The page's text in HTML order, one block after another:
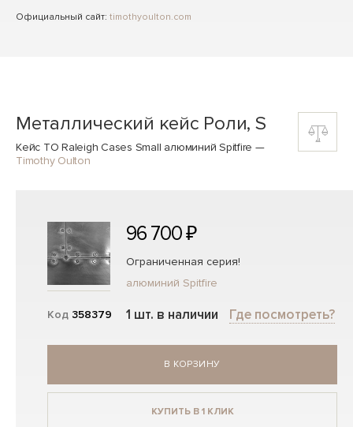
Официальный сайт: timothyoulton.com
Металлический кейс Роли, S
Кейс TO Raleigh Cases Small алюминий Spitfire —
Timothy Oulton
Код 358379
96 700 ₽
Ограниченная серия!
алюминий Spitfire
1 шт. в наличии Где посмотреть?
В КОРЗИНУ
КУПИТЬ В 1 КЛИК